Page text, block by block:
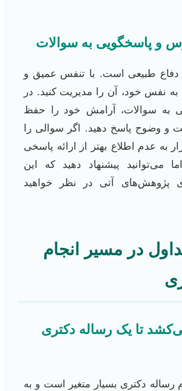
و پاسخگویی به سوالات
دفاع طبیعی است. با تنفس عمیق و
به نفس خود، آن را مدیریت کنید. در
به سوالات، آرامش خود را حفظ
و وضوح پاسخ دهید. اگر سوالی را
به عدم اطلاع بهتر از ارائه پاسخی
می‌توانید پیشنهاد دهید که این
پژوهش‌های آتی در نظر خواهید
در مسیر انجام
تا یک رساله دکتری
رساله دکتری بسیار متغیر است و به